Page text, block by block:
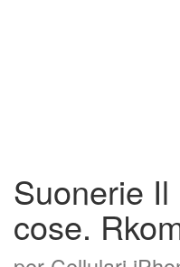
Suonerie
cose.